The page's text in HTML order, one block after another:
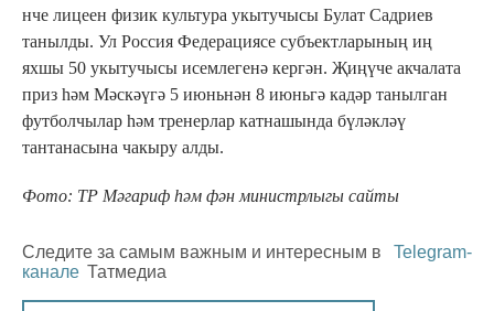
нче лицеен физик культура укытучысы Булат Садриев
танылды. Ул Россия Федерациясе субъектларының иң
яхшы 50 укытучысы исемлегенә кергән. Җиңүче акчалата
приз һәм Мәскәүгә 5 июньнән 8 июньгә кадәр танылган
футболчылар һәм тренерлар катнашында бүләкләү
тантанасына чакыру алды.
Фото: ТР Мәгариф һәм фән министрлыгы сайты
Следите за самым важным и интересным в
Telegram-
канале Татмедиа